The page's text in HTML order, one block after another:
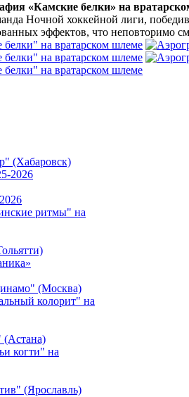
«Камские белки» на
Ночной хоккейной лиги,
эффектов, что неповторимо
(Хабаровск)
(Москва)
(Ярославль)